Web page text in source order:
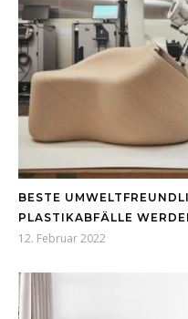
BESTE
PLASTIKABFÄLLE
12. Februar 2022